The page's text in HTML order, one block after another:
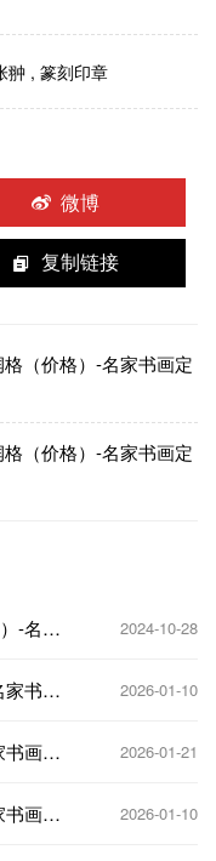
翀 , 篆刻印章
微博
复制链接
（价格）-名家书画定
（价格）-名家书画定
-名家
2024-10-28
书画
2026-01-10
画定
2026-01-21
画定
2026-01-10